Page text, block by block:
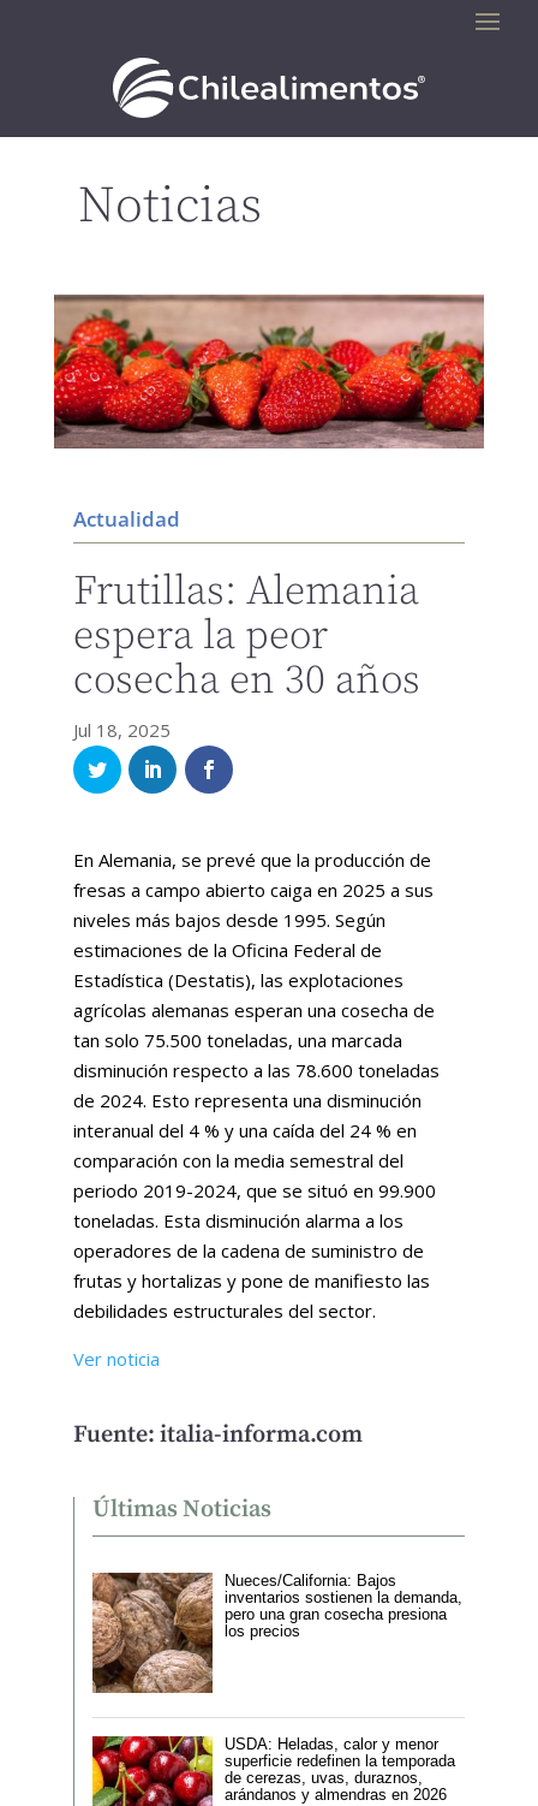
Noticias
Actualidad
Frutillas: Alemania
espera la peor
cosecha en 30 años
Jul 18, 2025
En Alemania, se prevé que la producción de
fresas a campo abierto caiga en 2025 a sus
niveles más bajos desde 1995. Según
estimaciones de la Oficina Federal de
Estadística (Destatis), las explotaciones
agrícolas alemanas esperan una cosecha de
tan solo 75.500 toneladas, una marcada
disminución respecto a las 78.600 toneladas
de 2024. Esto representa una disminución
interanual del 4 % y una caída del 24 % en
comparación con la media semestral del
periodo 2019-2024, que se situó en 99.900
toneladas. Esta disminución alarma a los
operadores de la cadena de suministro de
frutas y hortalizas y pone de manifiesto las
debilidades estructurales del sector.
Ver noticia
Fuente: italia-informa.com
Últimas Noticias
Nueces/California: Bajos
inventarios sostienen la demanda,
pero una gran cosecha presiona
los precios
USDA: Heladas, calor y menor
superficie redefinen la temporada
de cerezas, uvas, duraznos,
arándanos y almendras en 2026